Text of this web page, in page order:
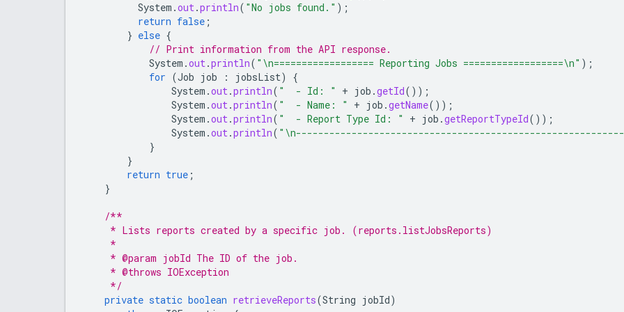
System .out.println( "No jobs found." );
return false ;
} else {
// Print information from the API response.
System .out.println( "\n================== Reporting Jobs ==================\n" );
for (Job job : jobsList)
{
System .out.println( "  - Id: " + job .getId());
System .out.println( "  - Name: " + job .getName());
System .out.println( "  - Report Type Id: " + job .getReportTypeId());
System .out.println(
}
}
return true ;
}
/**
     * Lists reports created by a specific job. (reports.listJobsReports)
     *
     * @param jobId The ID of the job.
     * @throws IOException
     */
private static boolean retrieveReports(String jobId)